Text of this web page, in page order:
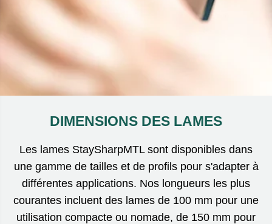
DIMENSIONS DES LAMES
Les lames StaySharpMTL sont disponibles dans
une gamme de tailles et de profils pour s'adapter à
différentes applications. Nos longueurs les plus
courantes incluent des lames de 100 mm pour une
utilisation compacte ou nomade, de 150 mm pour